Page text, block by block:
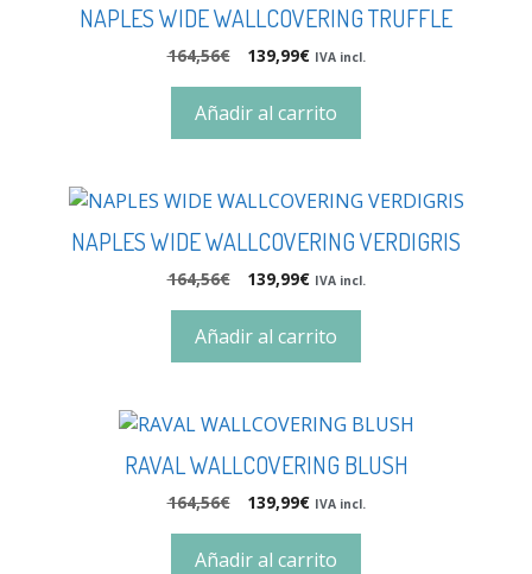
NAPLES WIDE WALLCOVERING TRUFFLE
164,56€ 139,99€ IVA incl.
Añadir al carrito
NAPLES WIDE WALLCOVERING VERDIGRIS
164,56€ 139,99€ IVA incl.
Añadir al carrito
RAVAL WALLCOVERING BLUSH
164,56€ 139,99€ IVA incl.
Añadir al carrito